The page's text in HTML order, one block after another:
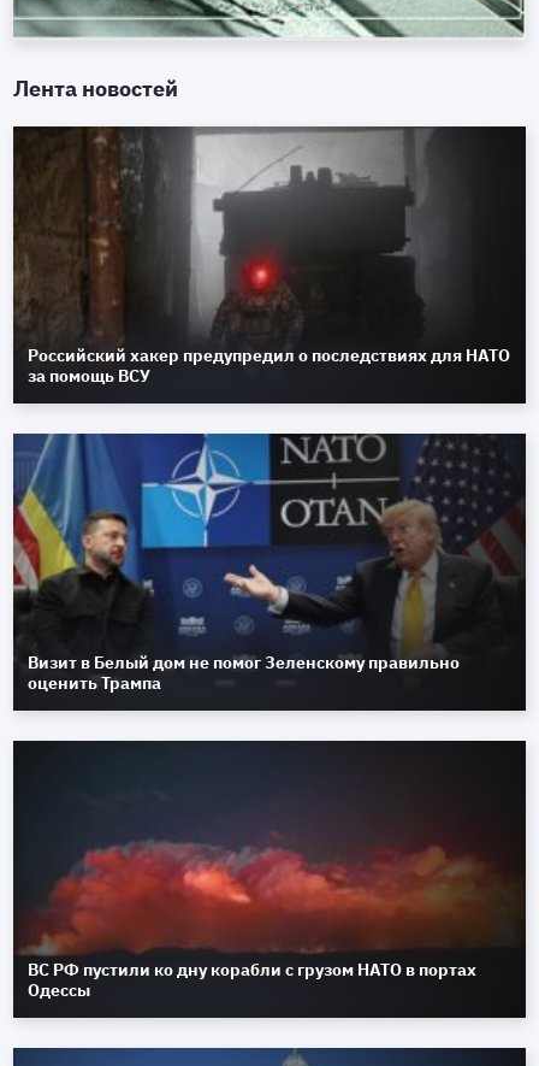
Лента новостей
Российский хакер предупредил о последствиях для НАТО
за помощь ВСУ
Визит в Белый дом не помог Зеленскому правильно
оценить Трампа
ВС РФ пустили ко дну корабли с грузом НАТО в портах
Одессы